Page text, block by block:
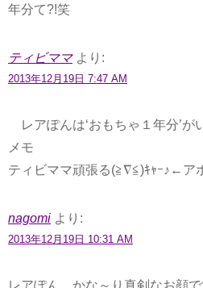
年分て?!笑
ティビママ より:
2013年12月19日 7:47 AM
レアぽんは‘おもちゃ１年分’が
メモ
ティビママ頑張る(≧∇≦)ｷｬｰ♪←ア
nagomi より:
2013年12月19日 10:31 AM
レアぽん、かな～り真剣なお顔で